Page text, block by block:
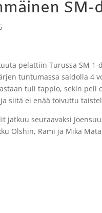
pelattiin Turussa SM
tuntumassa saldolla 4
tuli tappio, sekin peli
siitä ei enää toivuttu
jatkuu seuraavaksi
Olshin, Rami ja Mika